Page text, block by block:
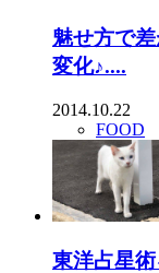
魅せ方で
変化♪....
2014.10.22
FOOD
東洋占星